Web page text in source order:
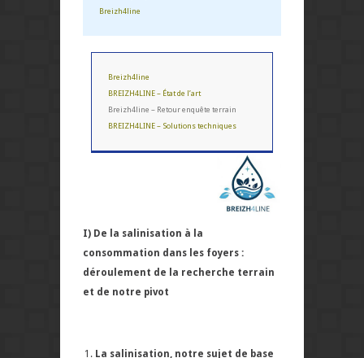
Breizh4line
Breizh4line
BREIZH4LINE – État de l’art
Breizh4line – Retour enquête terrain
BREIZH4LINE – Solutions techniques
I) De la salinisation à la
consommation dans les foyers :
déroulement de la recherche terrain
et de notre pivot
La salinisation, notre sujet de base